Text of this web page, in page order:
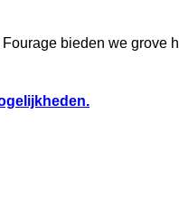
bieden we grove